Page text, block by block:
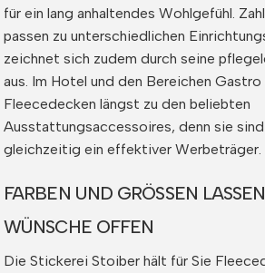
für ein lang anhaltendes Wohlgefühl.
passen zu unterschiedlichen
zeichnet sich zudem durch seine
aus. Im Hotel und den Bereichen Gastro
Fleecedecken längst zu den beliebten
Ausstattungsaccessoires, denn sie
gleichzeitig ein effektiver Werbeträger.
FARBEN UND GRÖSSEN
WÜNSCHE OFFEN
Die Stickerei Stoiber hält für Sie